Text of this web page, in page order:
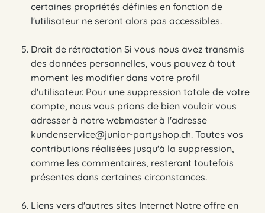
certaines propriétés définies en fonction de
l'utilisateur ne seront alors pas accessibles.
Droit de rétractation Si vous nous avez transmis
des données personnelles, vous pouvez à tout
moment les modifier dans votre profil
d'utilisateur. Pour une suppression totale de votre
compte, nous vous prions de bien vouloir vous
adresser à notre webmaster à l'adresse
kundenservice@junior-partyshop.ch. Toutes vos
contributions réalisées jusqu'à la suppression,
comme les commentaires, resteront toutefois
présentes dans certaines circonstances.
Liens vers d'autres sites Internet Notre offre en